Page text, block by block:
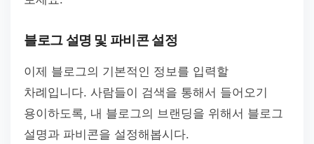
블로그 설명 및 파비콘 설정
이제 블로그의 기본적인 정보를 입력할
차례입니다. 사람들이 검색을 통해서 들어오기
용이하도록, 내 블로그의 브랜딩을 위해서 블로그
설명과 파비콘을 설정해봅시다.